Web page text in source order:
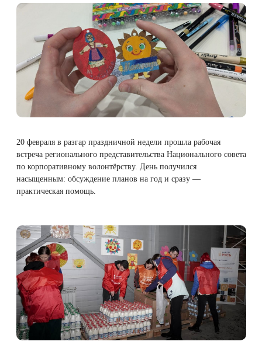
20 февраля в разгар праздничной недели прошла рабочая
встреча регионального представительства Национального совета
по корпоративному волонтёрству. День получился
насыщенным: обсуждение планов на год и сразу —
практическая помощь.